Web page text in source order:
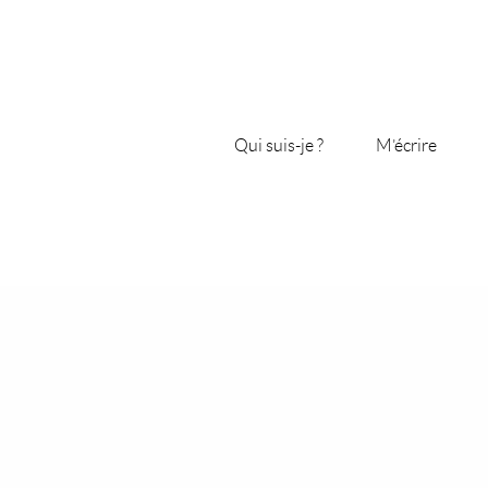
Qui suis-je ? M’écrire